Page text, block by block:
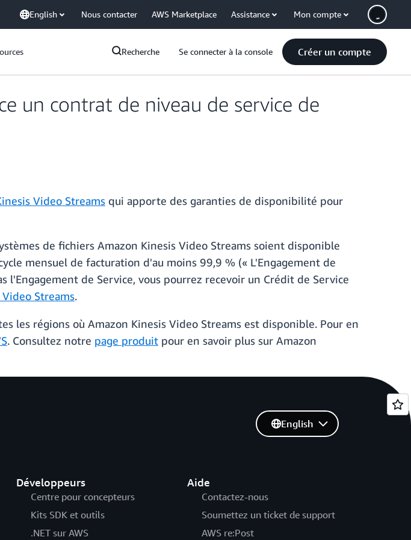
English Nous contacter AWS Marketplace Assistance Mon compte
Recherche Se connecter à la console Créer un compte
un contrat de niveau de service de
Video Streams qui apporte des garanties de disponibilité pour
de fichiers Amazon Kinesis Video Streams soient disponible
mensuel de facturation d'au moins 99,9 % (« L'Engagement de
l'Engagement de Service, vous pourrez recevoir un Crédit de Service
Streams.
les régions où Amazon Kinesis Video Streams est disponible. Pour en
. Consultez notre page produit pour en savoir plus sur Amazon
Développeurs
Centre pour concepteurs
Kits SDK et outils
.NET sur AWS
Aide
Contactez-nous
Soumettez un ticket de support
AWS re:Post
English